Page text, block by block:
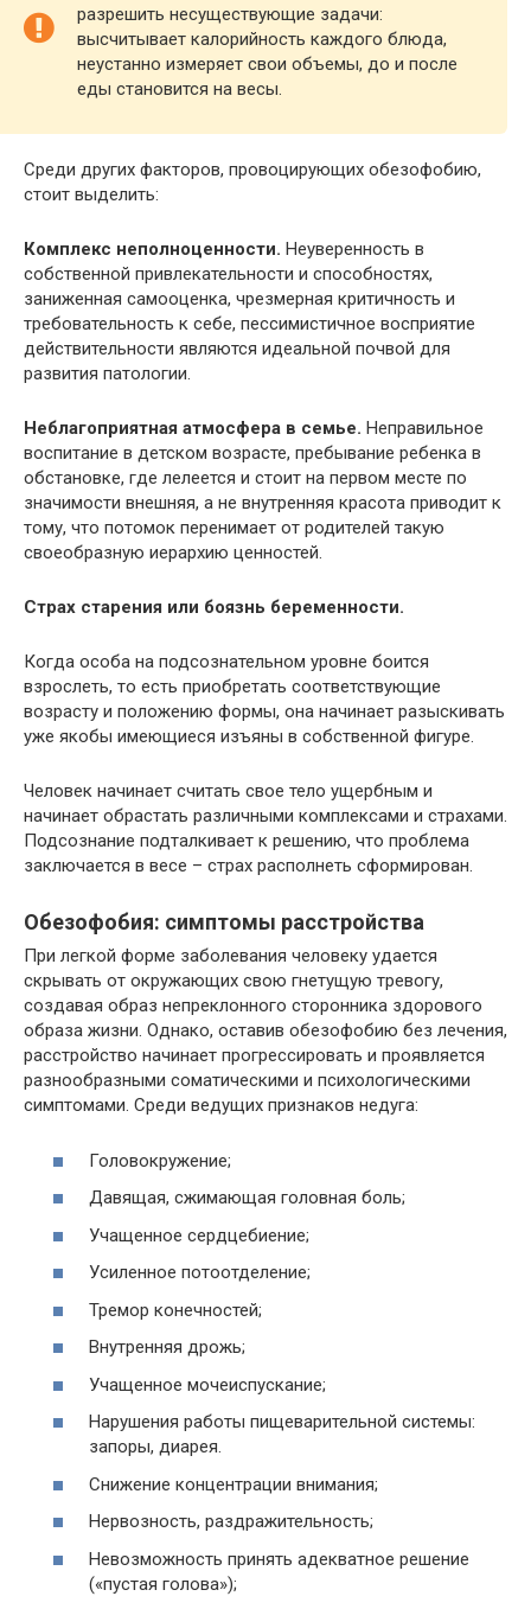
разрешить несуществующие задачи:
высчитывает калорийность каждого блюда,
неустанно измеряет свои объемы, до и после
еды становится на весы.
Среди других факторов, провоцирующих обезофобию,
стоит выделить:
Комплекс неполноценности. Неуверенность в
собственной привлекательности и способностях,
заниженная самооценка, чрезмерная критичность и
требовательность к себе, пессимистичное восприятие
действительности являются идеальной почвой для
развития патологии.
Неблагоприятная атмосфера в семье. Неправильное
воспитание в детском возрасте, пребывание ребенка в
обстановке, где лелеется и стоит на первом месте по
значимости внешняя, а не внутренняя красота приводит к
тому, что потомок перенимает от родителей такую
своеобразную иерархию ценностей.
Страх старения или боязнь беременности.
Когда особа на подсознательном уровне боится
взрослеть, то есть приобретать соответствующие
возрасту и положению формы, она начинает разыскивать
уже якобы имеющиеся изъяны в собственной фигуре.
Человек начинает считать свое тело ущербным и
начинает обрастать различными комплексами и страхами.
Подсознание подталкивает к решению, что проблема
заключается в весе – страх располнеть сформирован.
Обезофобия: симптомы расстройства
При легкой форме заболевания человеку удается
скрывать от окружающих свою гнетущую тревогу,
создавая образ непреклонного сторонника здорового
образа жизни. Однако, оставив обезофобию без лечения,
расстройство начинает прогрессировать и проявляется
разнообразными соматическими и психологическими
симптомами. Среди ведущих признаков недуга:
Головокружение;
Давящая, сжимающая головная боль;
Учащенное сердцебиение;
Усиленное потоотделение;
Тремор конечностей;
Внутренняя дрожь;
Учащенное мочеиспускание;
Нарушения работы пищеварительной системы:
запоры, диарея.
Снижение концентрации внимания;
Нервозность, раздражительность;
Невозможность принять адекватное решение
(«пустая голова»);